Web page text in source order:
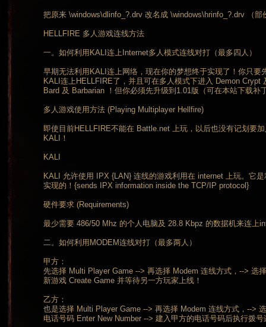
把原来 \windows\dlinfo_?.drv 改名成 \windows\hrinfo_?.drv （部
HELLFIRE 多人游戏连线方法
一。如何利用KALI连上Internet多人模式连线对打（最多四人）
早期无法利用KALI连上网络，现在你的梦想终于实现了！你只要
KALI连上HELLFIRE了，并且可在多人模式下进入 Demon Crypt
Bard 及 Barbarian ！但你必须先升级到1.01版（可在本站下载补
多人游戏使用方法 (Playing Multiplayer Hellfire)
即使目前HELLFIRE不能在 Battle.net 上玩，以后也没有记划要
KALI！
KALI
KALI 允许使用 IPX {LAN} 连线的游戏利用在 internet 上玩。它
实现的！{sends IPX information inside the TCP/IP protocol}
硬件要求 (Requirements)
最少需要 486/50 Mhz 的个人电脑及 28.8 Kbpz 的数据机来连上
二。如何利用MODEM连线对打（最多两人）
甲方：
先选择 Multi Player Game --> 再选择 Modem 连线方式，--> 选
新游戏 Create Game 并等待另一方玩家上线！
乙方：
也是选择 Multi Player Game --> 再选择 Modem 连线方式，-->
电话号码 Enter New Number --> 建入甲方的电话号码后执行拨